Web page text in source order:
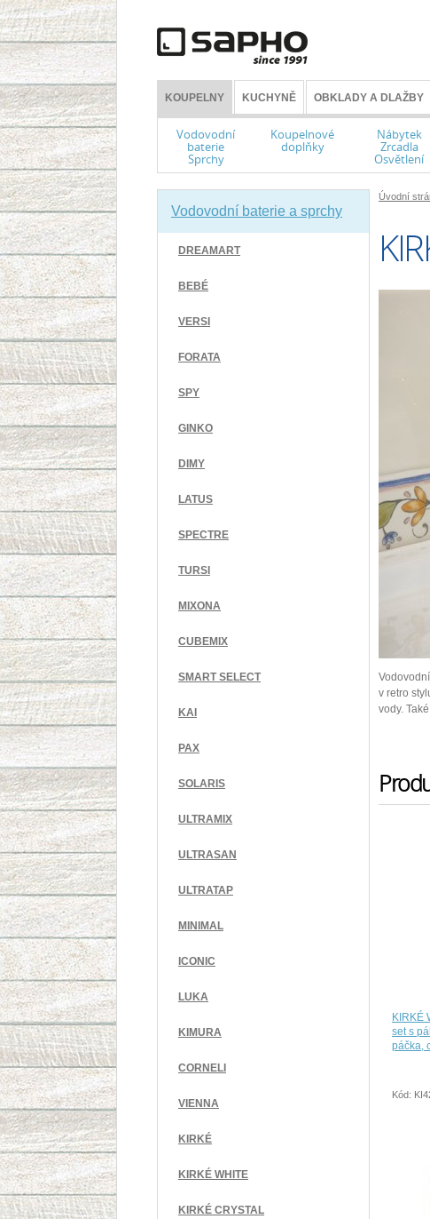
KOUPELNY KUCHYNĚ OBKLADY A DLAŽBY
Vodovodní
baterie
Sprchy
Koupelnové
doplňky
Nábytek
Zrcadla
Osvětlení
Vodovodní baterie a sprchy
DREAMART
BEBÉ
VERSI
FORATA
SPY
GINKO
DIMY
LATUS
SPECTRE
TURSI
MIXONA
CUBEMIX
SMART SELECT
KAI
PAX
SOLARIS
ULTRAMIX
ULTRASAN
ULTRATAP
MINIMAL
ICONIC
LUKA
KIMURA
CORNELI
VIENNA
KIRKÉ
KIRKÉ WHITE
KIRKÉ CRYSTAL
Úvodní
v retro
vody.
KIRKÉ
set s
páčka,
Kód: